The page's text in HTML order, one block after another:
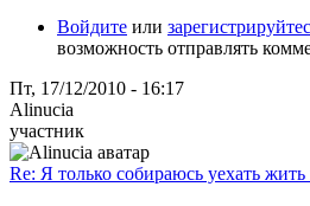
Войдите или
возможность отправлять
Пт, 17/12/2010 - 16:17
Alinucia
участник
Re: Я только собираюсь уехать